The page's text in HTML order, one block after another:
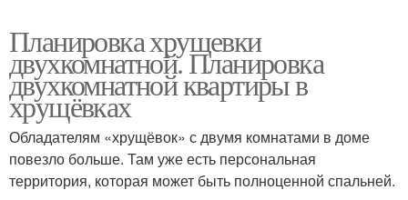
Планировка хрущевки
двухкомнатной. Планировка
двухкомнатной квартиры в
хрущёвках
Обладателям «хрущёвок» с двумя комнатами в доме
повезло больше. Там уже есть персональная
территория, которая может быть полноценной спальней.